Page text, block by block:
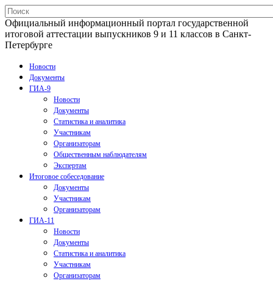
Официальный информационный портал государственной
итоговой аттестации выпускников 9 и 11 классов в Санкт-
Петербурге
Новости
Документы
ГИА-9
Новости
Документы
Статистика и аналитика
Участникам
Организаторам
Общественным наблюдателям
Экспертам
Итоговое собеседование
Документы
Участникам
Организаторам
ГИА-11
Новости
Документы
Статистика и аналитика
Участникам
Организаторам